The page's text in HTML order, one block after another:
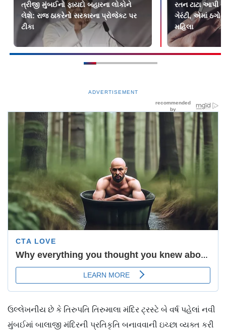
ત્રીજી મુંબઈનો ફાયદો બહારના લોકોને
લેશે: રાજ ઠાકરેનો સરકારના પ્રોજેક્ટ પર
ટીકા
રતન ટાટા આપી
ગેરંટી, એમાં
મહિલા
ADVERTISEMENT
ઉલ્લેખનીય છે કે તિરુપતિ તિરુમાલા મંદિર ટ્રસ્ટે બે વર્ષ પહેલાં નવી
મુંબઈમાં બાલાજી મંદિરની પ્રતિકૃતિ બનાવવાની ઇચ્છા વ્યક્ત કરી